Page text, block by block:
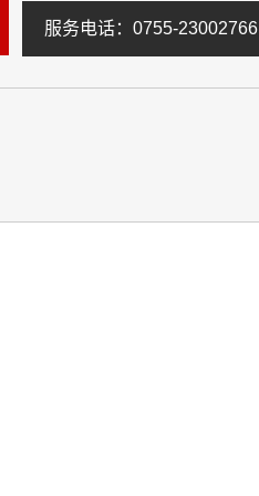
服务电话：0755-23002766